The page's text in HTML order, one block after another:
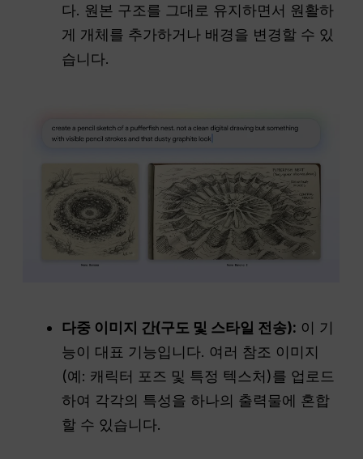
다. 원본 구조를 그대로 유지하면서 원활하
게 개체를 추가하거나 배경을 변경할 수 있
습니다.
다중 이미지 간(구도 및 스타일 전송): 이 기
능이 대표 기능입니다. 여러 참조 이미지
(예: 캐릭터 포즈 및 특정 텍스처)를 업로드
하여 각각의 특성을 하나의 출력물에 혼합
할 수 있습니다.